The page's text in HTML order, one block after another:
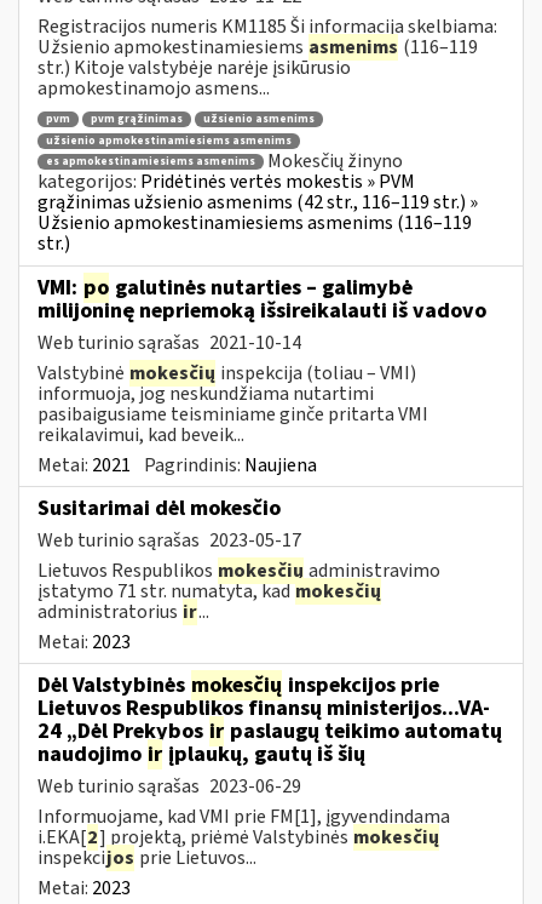
Registracijos numeris KM1185 Ši informacija skelbiama:
Užsienio apmokestinamiesiems asmenims (116–119
str.) Kitoje valstybėje narėje įsikūrusio
apmokestinamojo asmens...
pvm pvm grąžinimas
užsienio asmenims
užsienio apmokestinamiesiems asmenims
es apmokestinamiesiems asmenims
Mokesčių žinyno
kategorijos: Pridėtinės vertės mokestis » PVM
grąžinimas užsienio asmenims (42 str., 116–119 str.) »
Užsienio apmokestinamiesiems asmenims (116–119
str.)
VMI: po galutinės nutarties – galimybė
milijoninę nepriemoką išsireikalauti iš vadovo
Web turinio sąrašas 2021-10-14
Valstybinė mokesčių inspekcija (toliau – VMI)
informuoja, jog neskundžiama nutartimi
pasibaigusiame teisminiame ginče pritarta VMI
reikalavimui, kad beveik...
Metai: 2021 Pagrindinis: Naujiena
Susitarimai dėl mokesčio
Web turinio sąrašas 2023-05-17
Lietuvos Respublikos mokesčių administravimo
įstatymo 71 str. numatyta, kadmokesčių
administratorius ir...
Metai: 2023
Dėl Valstybinės mokesčių inspekcijos prie
Lietuvos Respublikos finansų ministerijos...VA-
24 „Dėl Prekybos ir paslaugų teikimo automatų
naudojimo ir įplaukų, gautų iš šių
Web turinio sąrašas 2023-06-29
Informuojame, kad VMI prie FM[1], įgyvendindama
i.EKA[2] projektą, priėmė Valstybinės mokesčių
inspekcijos prie Lietuvos...
Metai: 2023